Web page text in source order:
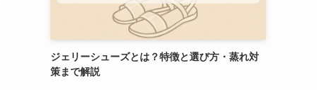
ジェリーシューズとは？特徴と選び方・蒸れ対
策まで解説